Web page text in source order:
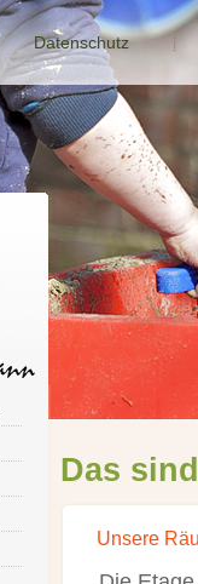
Datenschutz
Das
Unsere